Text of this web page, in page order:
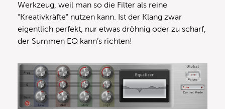
Werkzeug, weil man so die Filter als reine
“Kreativkräfte” nutzen kann. Ist der Klang zwar
eigentlich perfekt, nur etwas dröhnig oder zu scharf,
der Summen EQ kann’s richten!